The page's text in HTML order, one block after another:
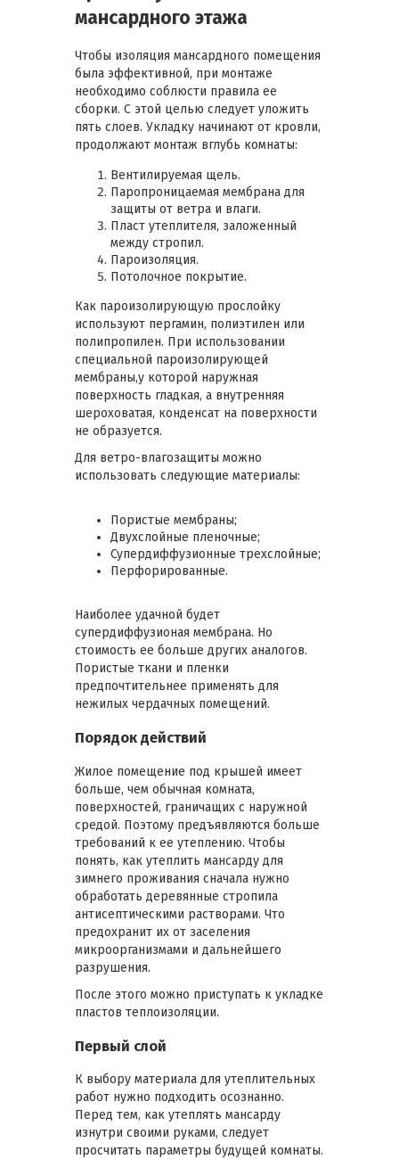
мансардного этажа
Чтобы изоляция мансардного помещения
была эффективной, при монтаже
необходимо соблюсти правила ее
сборки. С этой целью следует уложить
пять слоев. Укладку начинают от кровли,
продолжают монтаж вглубь комнаты:
Вентилируемая щель.
Паропроницаемая мембрана для
защиты от ветра и влаги.
Пласт утеплителя, заложенный
между стропил.
Пароизоляция.
Потолочное покрытие.
Как пароизолирующую прослойку
используют пергамин, полиэтилен или
полипропилен. При использовании
специальной пароизолирующей
мембраны,у которой наружная
поверхность гладкая, а внутренняя
шероховатая, конденсат на поверхности
не образуется.
Для ветро-влагозащиты можно
использовать следующие материалы:
Пористые мембраны;
Двухслойные пленочные;
Супердиффузионные трехслойные;
Перфорированные.
Наиболее удачной будет
супердиффузионая мембрана. Но
стоимость ее больше других аналогов.
Пористые ткани и пленки
предпочтительнее применять для
нежилых чердачных помещений.
Порядок действий
Жилое помещение под крышей имеет
больше, чем обычная комната,
поверхностей, граничащих с наружной
средой. Поэтому предъявляются больше
требований к ее утеплению. Чтобы
понять, как утеплить мансарду для
зимнего проживания сначала нужно
обработать деревянные стропила
антисептическими растворами. Что
предохранит их от заселения
микроорганизмами и дальнейшего
разрушения.
После этого можно приступать к укладке
пластов теплоизоляции.
Первый слой
К выбору материала для утеплительных
работ нужно подходить осознанно.
Перед тем, как утеплять мансарду
изнутри своими руками, следует
просчитать параметры будущей комнаты.